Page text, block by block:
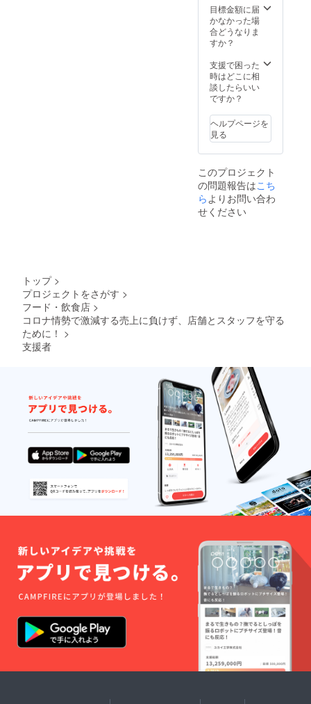
目標金額に届
かなかった場
合どうなりま
すか？
支援で困った
時はどこに相
談したらいい
ですか？
ヘルプページを
見る
このプロジェクト
の問題報告はこち
らよりお問い合わ
せください
トップ >
プロジェクトをさがす >
フード・飲食店 >
コロナ情勢で激減する売上に負けず、店舗とスタッフを守る
ために！ >
支援者